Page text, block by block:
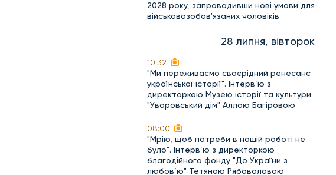
2028 року, запровадивши нові умови для
військовозобов'язаних чоловіків
28 липня, вівторок
10:32
"Ми переживаємо своєрідний ренесанс
української історії". Інтерв’ю з
директоркою Музею історії та культури
"Уваровський дім" Аллою Багіровою
08:00
"Мрію, щоб потреби в нашій роботі не
було". Інтерв’ю з директоркою
благодійного фонду "До України з
любов’ю" Тетяною Рябоволовою